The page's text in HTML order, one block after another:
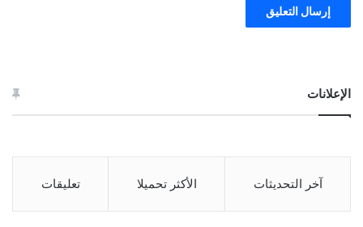
الإعلانات
آخر التحديثات الأكثر تحميلا تعليقات